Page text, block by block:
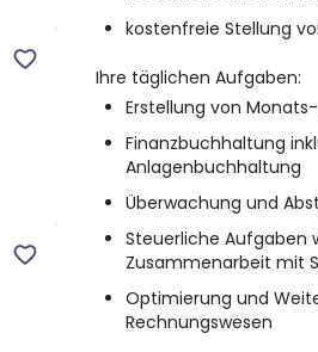
kostenfreie Stellung
Ihre täglichen Aufgaben:
Erstellung von
Finanzbuchhaltung
Anlagenbuchhaltung
Überwachung und
Steuerliche Aufgaben
Zusammenarbeit mit
Optimierung und
Rechnungswesen